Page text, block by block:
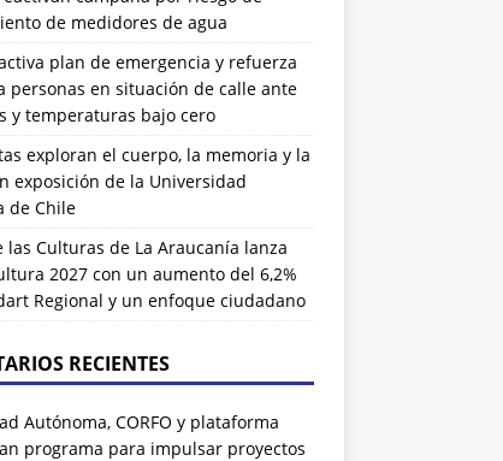
de medidores de agua
plan de emergencia y refuerza
personas en situación de calle ante
y temperaturas bajo cero
exploran el cuerpo, la memoria y la
exposición de la Universidad
de Chile
las Culturas de La Araucanía lanza
2027 con un aumento del 6,2%
Regional y un enfoque ciudadano
RECIENTES
Autónoma, CORFO y plataforma
programa para impulsar proyectos